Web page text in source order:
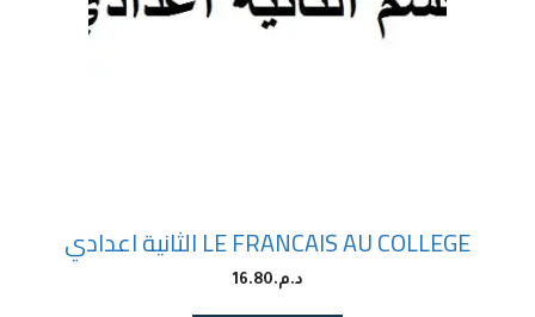
LE FRANCAIS AU COLLEGE الثانية اعدادي
د.م.16.80